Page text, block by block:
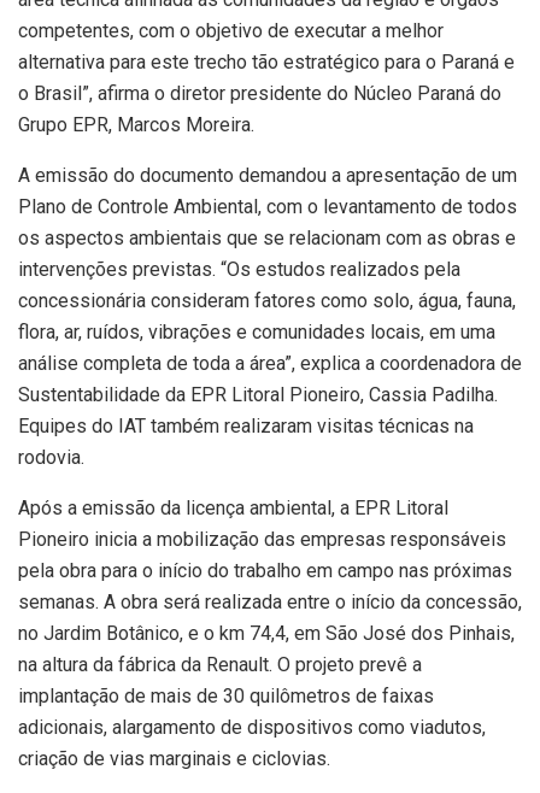
competentes, com o objetivo de executar a melhor
alternativa para este trecho tão estratégico para o Paraná e
o Brasil”, afirma o diretor presidente do Núcleo Paraná do
Grupo EPR, Marcos Moreira.
A emissão do documento demandou a apresentação de um
Plano de Controle Ambiental, com o levantamento de todos
os aspectos ambientais que se relacionam com as obras e
intervenções previstas. “Os estudos realizados pela
concessionária consideram fatores como solo, água, fauna,
flora, ar, ruídos, vibrações e comunidades locais, em uma
análise completa de toda a área”, explica a coordenadora de
Sustentabilidade da EPR Litoral Pioneiro, Cassia Padilha.
Equipes do IAT também realizaram visitas técnicas na
rodovia.
Após a emissão da licença ambiental, a EPR Litoral
Pioneiro inicia a mobilização das empresas responsáveis
pela obra para o início do trabalho em campo nas próximas
semanas. A obra será realizada entre o início da concessão,
no Jardim Botânico, e o km 74,4, em São José dos Pinhais,
na altura da fábrica da Renault. O projeto prevê a
implantação de mais de 30 quilômetros de faixas
adicionais, alargamento de dispositivos como viadutos,
criação de vias marginais e ciclovias.